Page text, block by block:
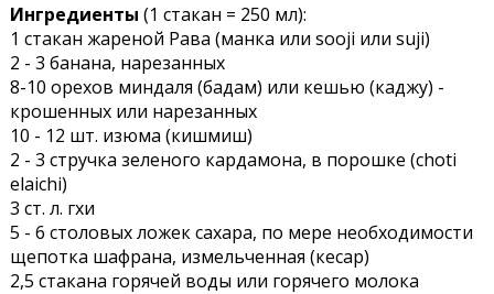
Ингредиенты (1 стакан = 250 мл):
1 стакан жареной Рава (манка или sooji или suji)
2 - 3 банана, нарезанных
8-10 орехов миндаля (бадам) или кешью (каджу) -
крошенных или нарезанных
10 - 12 шт. изюма (кишмиш)
2 - 3 стручка зеленого кардамона, в порошке (choti
elaichi)
3 ст. л. гхи
5 - 6 столовых ложек сахара, по мере необходимости
щепотка шафрана, измельченная (кесар)
2,5 стакана горячей воды или горячего молока